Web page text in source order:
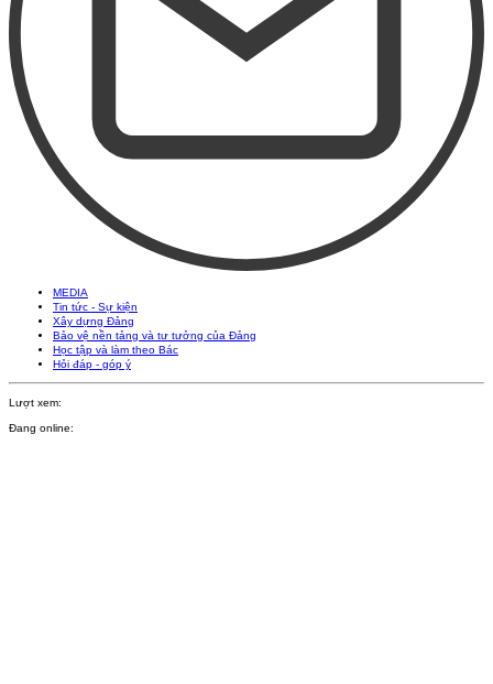
MEDIA
Tin tức - Sự kiện
Xây dựng Đảng
Bảo vệ nền tảng và tư tưởng của Đảng
Học tập và làm theo Bác
Hỏi đáp - góp ý
Lượt xem:
Đang online: